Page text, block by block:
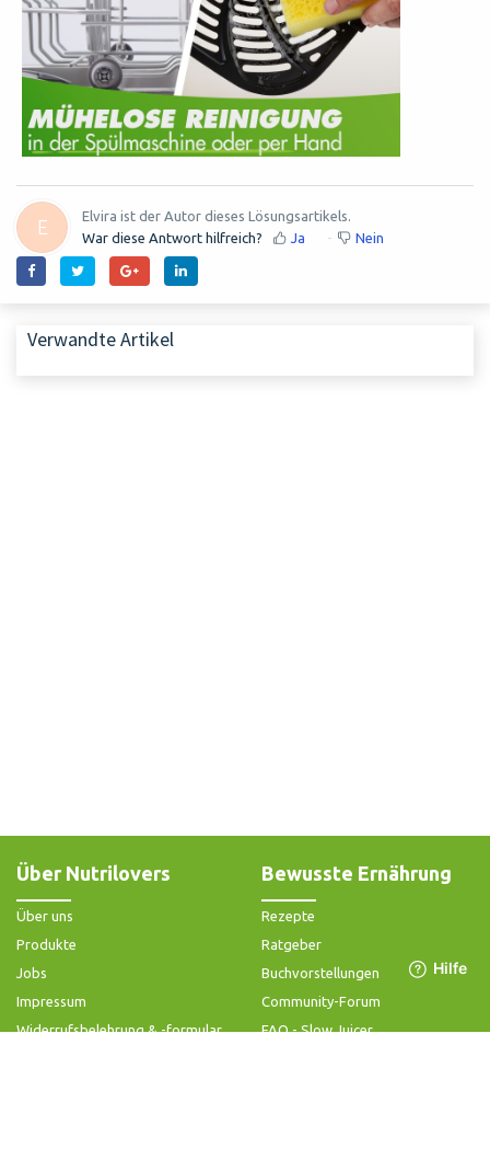
E
Elvira ist der Autor dieses Lösungsartikels.
War diese Antwort hilfreich?
Ja Nein
Verwandte Artikel
Über Nutrilovers
Über uns
Produkte
Jobs
Impressum
Widerrufsbelehrung & -formular
Bewusste Ernährung
Rezepte
Ratgeber
Buchvorstellungen
Community-Forum
FAQ - Slow Juicer